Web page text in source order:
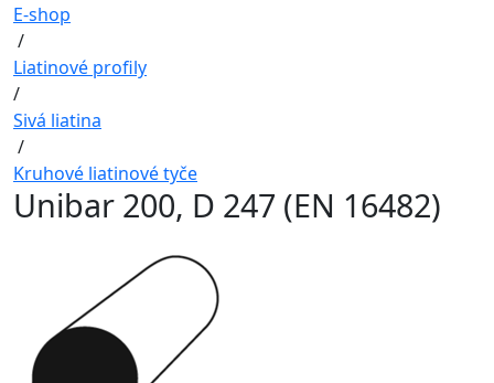
E-shop
/
Liatinové profily
/
Sivá liatina
/
Kruhové liatinové tyče
Unibar 200, D 247 (EN 16482)